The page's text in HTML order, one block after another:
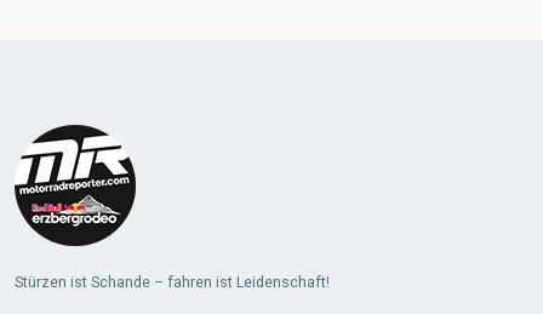
Stürzen ist Schande – fahren ist Leidenschaft!